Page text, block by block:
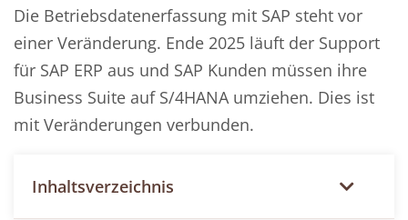
Die Betriebsdatenerfassung mit SAP steht vor
einer Veränderung. Ende 2025 läuft der Support
für SAP ERP aus und SAP Kunden müssen ihre
Business Suite auf S/4HANA umziehen. Dies ist
mit Veränderungen verbunden.
Inhaltsverzeichnis